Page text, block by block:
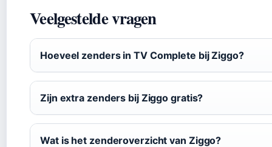
Veelgestelde vragen
Hoeveel zenders in TV Complete bij Ziggo?
Zijn extra zenders bij Ziggo gratis?
Wat is het zenderoverzicht van Ziggo?